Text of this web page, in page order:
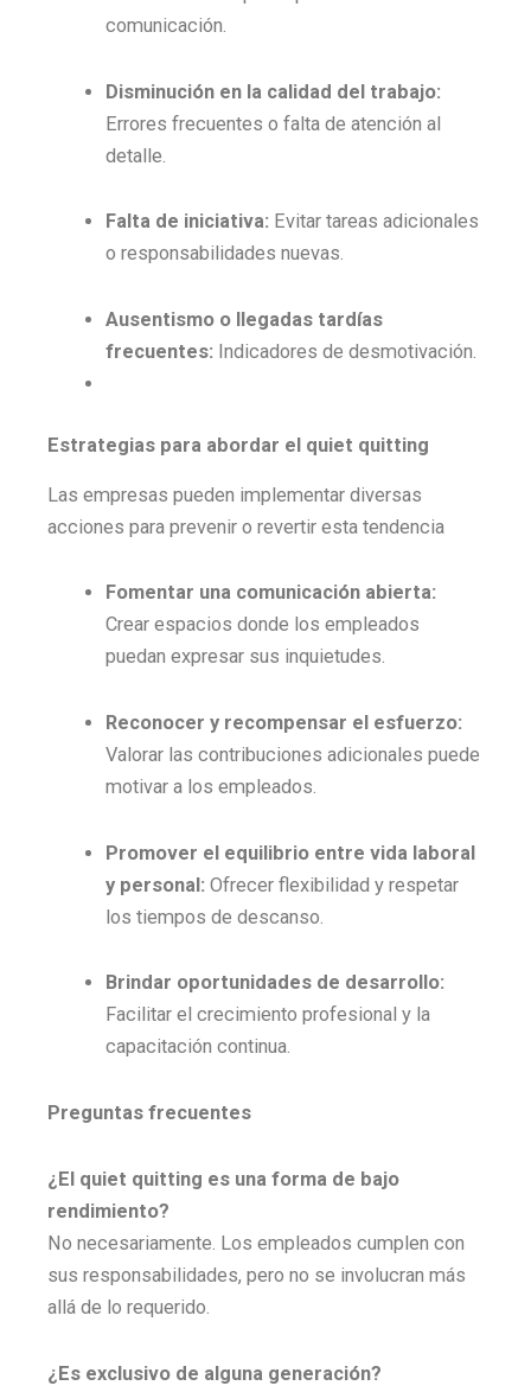
comunicación.
Disminución en la calidad del trabajo:
Errores frecuentes o falta de atención al
detalle.
Falta de iniciativa: Evitar tareas adicionales
o responsabilidades nuevas.
Ausentismo o llegadas tardías
frecuentes: Indicadores de desmotivación.
Estrategias para abordar el quiet quitting
Las empresas pueden implementar diversas
acciones para prevenir o revertir esta tendencia
Fomentar una comunicación abierta:
Crear espacios donde los empleados
puedan expresar sus inquietudes.
Reconocer y recompensar el esfuerzo:
Valorar las contribuciones adicionales puede
motivar a los empleados.
Promover el equilibrio entre vida laboral
y personal: Ofrecer flexibilidad y respetar
los tiempos de descanso.
Brindar oportunidades de desarrollo:
Facilitar el crecimiento profesional y la
capacitación continua.
Preguntas frecuentes
¿El quiet quitting es una forma de bajo
rendimiento?
No necesariamente. Los empleados cumplen con
sus responsabilidades, pero no se involucran más
allá de lo requerido.
¿Es exclusivo de alguna generación?